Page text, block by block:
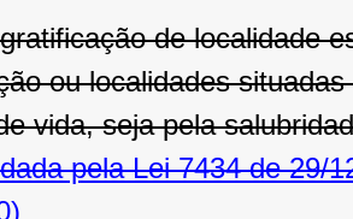
de localidade
ou localidades
vida, seja pela
pela Lei 7434 de 29/